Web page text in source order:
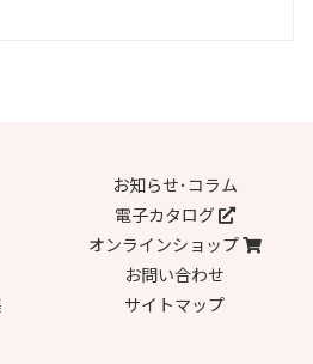
お知らせ･コラム
電子カタログ
オンラインショップ
お問い合わせ
サイトマップ